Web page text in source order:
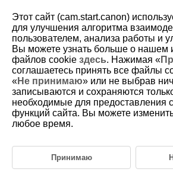
D101-109
Прочие функции меню
[ 1]
[ 2 ]
[ 3]
[ 5]
Этот сайт (cam.start.canon)
для улучшения алгоритма
пользователем, анализа работы и
Вы можете узнать больше о нашем
файлов cookie здесь. Нажимая «
соглашаетесь принять все файлы
«Не принимаю» или не выбрав
записываются и сохраняются
необходимые для предоставления
функций сайта. Вы можете изменить
любое время.
Принимаю